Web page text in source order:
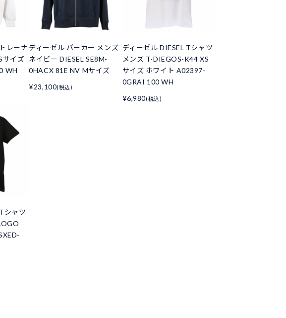
レーナ
サイズ
WH
ディーゼル パーカー メンズ
ネイビー DIESEL SE8M-
0HACX 81E NV Mサイズ
¥23,100(税込)
ディーゼル DIESEL Tシャツ
メンズ T-DIEGOS-K44 XS
サイズ ホワイト A02397-
0GRAI 100 WH
¥6,980(税込)
シャツ